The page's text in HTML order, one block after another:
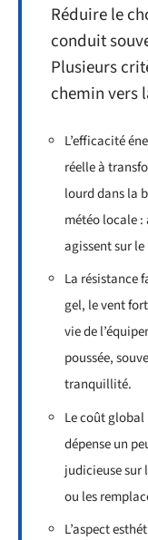
Réduire le
conduit
Plusieurs
chemin vers
L’efficacité
réelle à
lourd dans la
météo locale
agissent sur
La résistance
gel, le vent
vie de
poussée,
tranquillité.
Le coût global
dépense un
judicieuse sur
ou les
L’aspect